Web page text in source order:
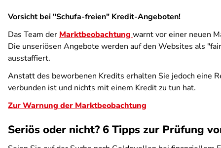
Vorsicht bei "Schufa-freien" Kredit-Angeboten!
Das Team der Marktbeobachtung warnt vor einer neuen
Die unseriösen Angebote werden auf den Websites als
ausstaffiert.
Anstatt des beworbenen Kredits erhalten Sie jedoch eine
verbunden ist und nichts mit einem Kredit zu tun hat.
Zur Warnung der Marktbeobachtung
Seriös oder nicht? 6 Tipps zur Prüfung